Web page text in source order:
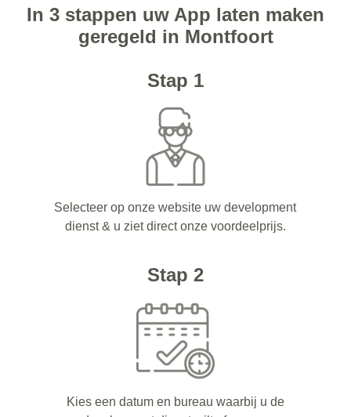
In 3 stappen uw App laten maken
geregeld in Montfoort
Stap 1
Selecteer op onze website uw development
dienst & u ziet direct onze voordeelprijs.
Stap 2
Kies een datum en bureau waarbij u de